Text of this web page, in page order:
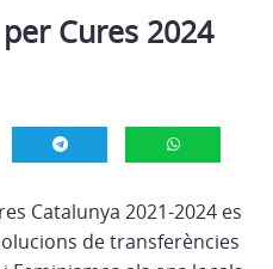
Cures 2024
Catalunya 2021-2024 es
de transferències